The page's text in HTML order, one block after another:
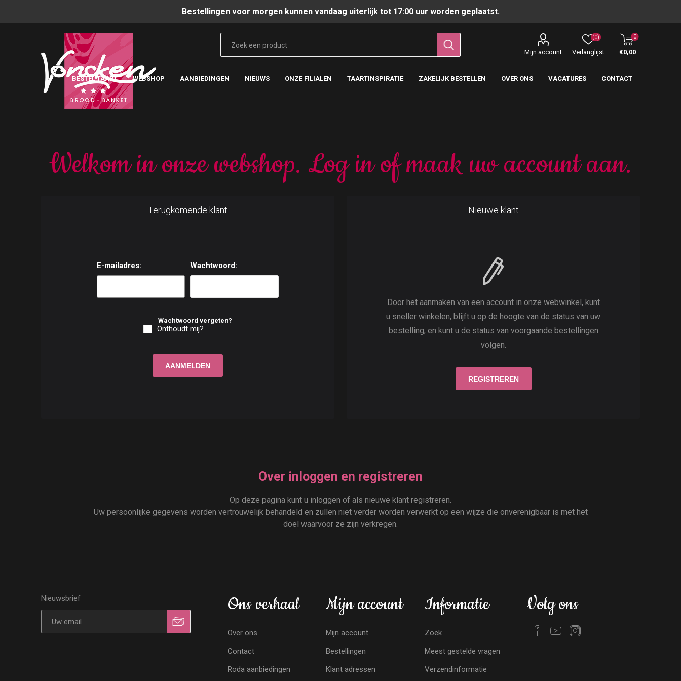
Bestellingen voor morgen kunnen vandaag uiterlijk tot 17:00 uur worden geplaatst.
Mijn account Verlanglijst
(0) 0
€0,00
BESTEL TAART WEBSHOP AANBIEDINGEN NIEUWS ONZE FILIALEN TAARTINSPIRATIE ZAKELIJK BESTELLEN OVER ONS VACATURES CONTACT
Welkom in onze webshop. Log in of maak uw account aan.
Nieuwe klant
Door het aanmaken van een account in onze webwinkel, kunt
u sneller winkelen, blijft u op de hoogte van de status van uw
bestelling, en kunt u de status van voorgaande bestellingen
volgen.
Terugkomende klant
E-mailadres: Wachtwoord:
Wachtwoord vergeten?
Onthoudt mij?
Over inloggen en registreren
Op deze pagina kunt u inloggen of als nieuwe klant registreren.
Uw persoonlijke gegevens worden vertrouwelijk behandeld en zullen niet verder worden verwerkt op een wijze die onverenigbaar is met het
doel waarvoor ze zijn verkregen.
Nieuwsbrief Ons verhaal
Over ons
Contact
Roda aanbiedingen
Mijn account
Mijn account
Bestellingen
Klant adressen
Informatie
Zoek
Meest gestelde vragen
Verzendinformatie
Volg ons